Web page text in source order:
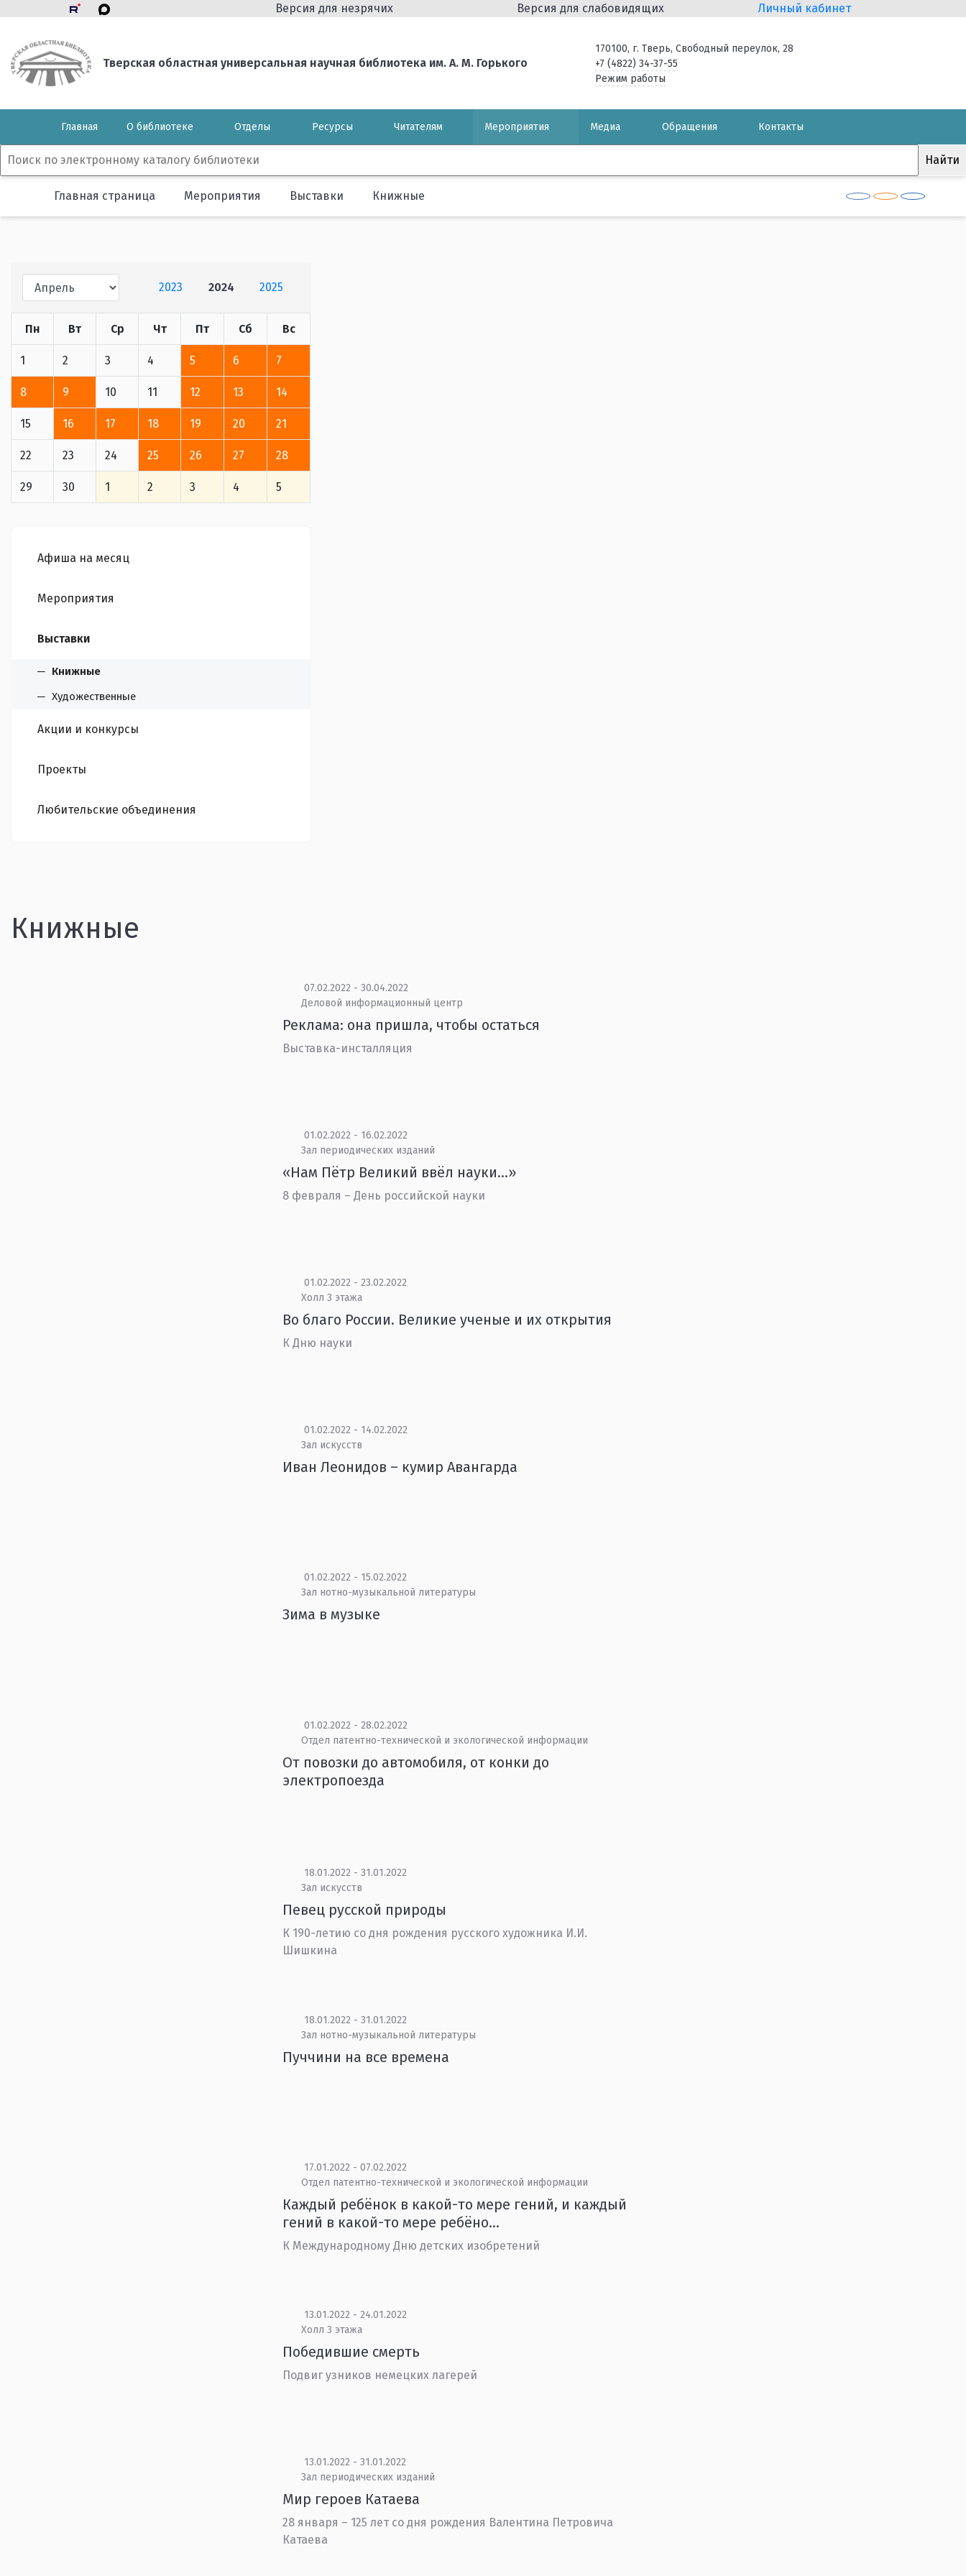
Версия для незрячих Версия для слабовидящих Личный кабинет
Тверская областная универсальная научная библиотека им. А. М. Горького
170100, г. Тверь, Свободный переулок, 28
+7 (4822) 34-37-55
Режим работы
Главная О библиотеке Отделы Ресурсы Читателям Мероприятия Медиа Обращения Контакты
Главная страница Мероприятия Выставки Книжные
2023 2024 2025
Пн Вт Ср Чт Пт Сб Вс
1 2 3 4 5 6 7
8 9 10 11 12 13 14
15 16 17 18 19 20 21
22 23 24 25 26 27 28
29 30 1 2 3 4 5
Афиша на месяц
Мероприятия
Выставки
Книжные
Художественные
Акции и конкурсы
Проекты
Любительские объединения
Книжные
07.02.2022 - 30.04.2022
Деловой информационный центр
Реклама: она пришла, чтобы остаться
Выставка-инсталляция
01.02.2022 - 16.02.2022
Зал периодических изданий
«Нам Пётр Великий ввёл науки…»
8 февраля – День российской науки
01.02.2022 - 23.02.2022
Холл 3 этажа
Во благо России. Великие ученые и их открытия
К Дню науки
01.02.2022 - 14.02.2022
Зал искусств
Иван Леонидов – кумир Авангарда
01.02.2022 - 15.02.2022
Зал нотно-музыкальной литературы
Зима в музыке
01.02.2022 - 28.02.2022
Отдел патентно-технической и экологической информации
От повозки до автомобиля, от конки до
электропоезда
18.01.2022 - 31.01.2022
Зал искусств
Певец русской природы
К 190-летию со дня рождения русского художника И.И.
Шишкина
18.01.2022 - 31.01.2022
Зал нотно-музыкальной литературы
Пуччини на все времена
17.01.2022 - 07.02.2022
Отдел патентно-технической и экологической информации
Каждый ребёнок в какой-то мере гений, и каждый
гений в какой-то мере ребёно...
К Международному Дню детских изобретений
13.01.2022 - 24.01.2022
Холл 3 этажа
Победившие смерть
Подвиг узников немецких лагерей
13.01.2022 - 31.01.2022
Зал периодических изданий
Мир героев Катаева
28 января – 125 лет со дня рождения Валентина Петровича
Катаева